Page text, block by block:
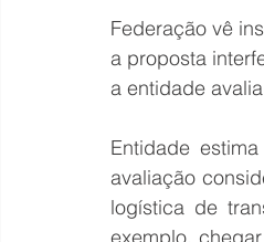
Federação vê
a proposta
a entidade
Entidade
avaliação
logística de